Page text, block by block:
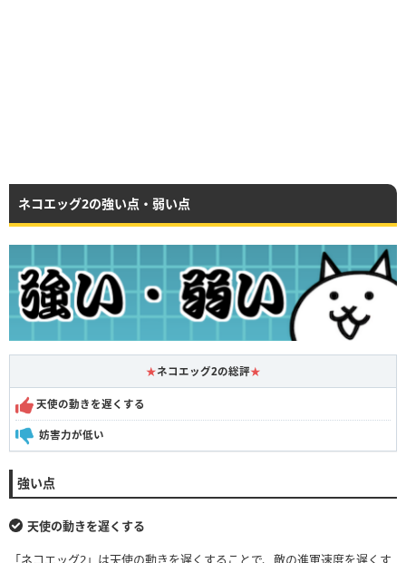
ネコエッグ2の強い点・弱い点
★ネコエッグ2の総評★
天使の動きを遅くする
妨害力が低い
強い点
天使の動きを遅くする
「ネコエッグ2」は天使の動きを遅くすることで、敵の進軍速度を遅くす